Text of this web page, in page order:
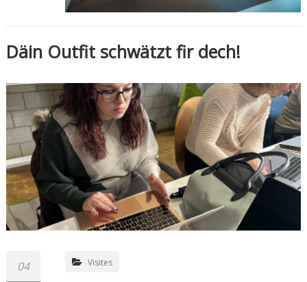
Däin Outfit schwätzt fir dech!
04 Visites